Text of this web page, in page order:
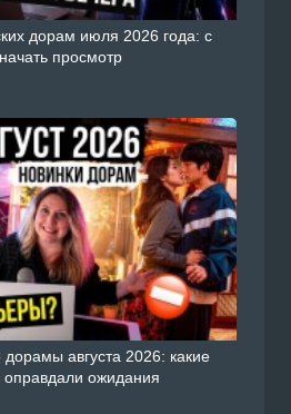
дорам июля 2026 года: с
просмотр
августа 2026: какие
ожидания